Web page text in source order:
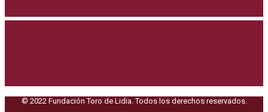
© 2022 Fundación Toro de Lidia. Todos los derechos reservados.